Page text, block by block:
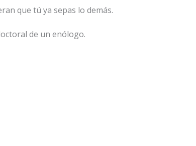
que tú ya sepas lo demás.
de un enólogo.